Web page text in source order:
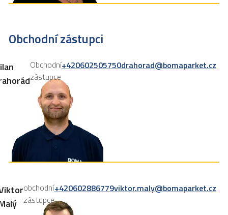
Obchodní zástupci
Obchodní
zástupce
+420602505750drahorad@bomaparket.cz
obchodní
zástupce
+420602886779viktor.maly@bomaparket.cz